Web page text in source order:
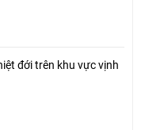
đới trên khu vực vịnh